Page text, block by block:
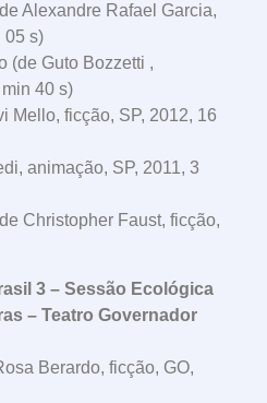
Alexandre Rafael Garcia,
05 s)
(de Guto Bozzetti ,
40 s)
Mello, ficção, SP, 2012, 16
animação, SP, 2011, 3
Christopher Faust, ficção,
3 – Sessão Ecológica
– Teatro Governador
Berardo, ficção, GO,